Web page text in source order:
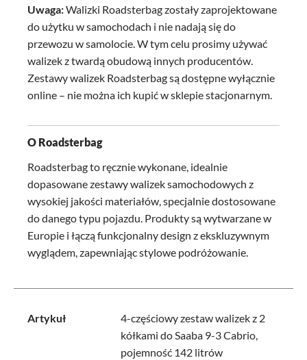
Uwaga:Walizki Roadsterbag zostały zaprojektowane
do użytku w samochodach i nie nadają się do
przewozu w samolocie. W tym celu prosimy używać
walizek z twardą obudową innych producentów.
Zestawy walizek Roadsterbag są dostępne wyłącznie
online – nie można ich kupić w sklepie stacjonarnym.
O Roadsterbag
Roadsterbag to ręcznie wykonane, idealnie
dopasowane zestawy walizek samochodowych z
wysokiej jakości materiałów, specjalnie dostosowane
do danego typu pojazdu. Produkty są wytwarzane w
Europie i łączą funkcjonalny design z ekskluzywnym
wyglądem, zapewniając stylowe podróżowanie.
Artykuł
4-częściowy zestaw walizek z 2
kółkami do Saaba 9-3 Cabrio,
pojemność 142 litrów